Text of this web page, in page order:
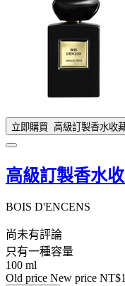
立即購買 高級訂製香水收
高級訂製香水
BOIS D'ENCENS
尚未有評論
只有一種容量
100 ml
Old price New price